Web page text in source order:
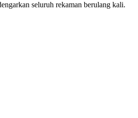
seluruh rekaman berulang kali.